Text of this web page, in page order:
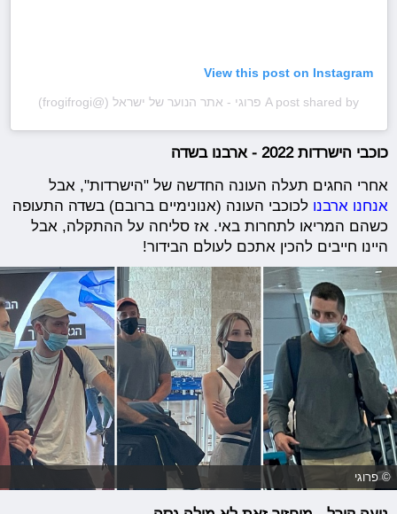
View this post on Instagram
A post shared by פרוגי - אתר הנוער של ישראל (@frogifrogi)
כוכבי הישרדות 2022 - ארבנו בשדה
אחרי החגים תעלה העונה החדשה של "הישרדות", אבל
אנחנו ארבנו לכוכבי העונה (אנונימיים ברובם) בשדה התעופה
כשהם המריאו לתחרות באי. אז סליחה על ההתקלה, אבל
היינו חייבים להכין אתכם לעולם הבידור!
© פרוגי